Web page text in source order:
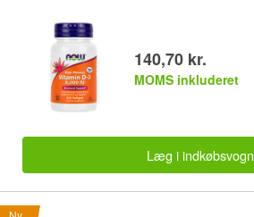
140,70 kr.
MOMS inkluderet
Læg i indkøbsvogn